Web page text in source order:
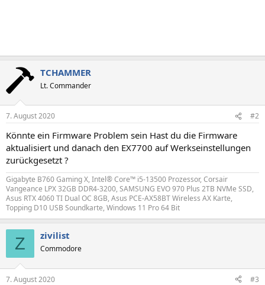
TCHAMMER
Lt. Commander
7. August 2020 #2
Könnte ein Firmware Problem sein Hast du die Firmware
aktualisiert und danach den EX7700 auf Werkseinstellungen
zurückgesetzt ?
Gigabyte B760 Gaming X, Intel® Core™ i5-13500 Prozessor, Corsair
Vangeance LPX 32GB DDR4-3200, SAMSUNG EVO 970 Plus 2TB NVMe SSD,
Asus RTX 4060 TI Dual OC 8GB, Asus PCE-AX58BT Wireless AX Karte,
Topping D10 USB Soundkarte, Windows 11 Pro 64 Bit
Z zivilist
Commodore
7. August 2020 #3